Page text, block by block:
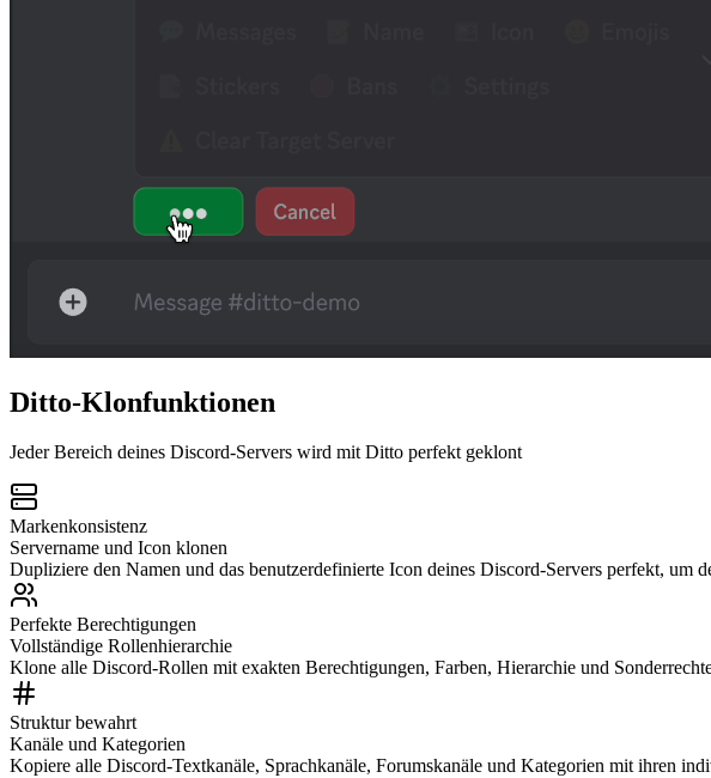
Ditto-Klonfunktionen
Jeder Bereich deines Discord-Servers wird mit Ditto perfekt geklont
Markenkonsistenz
Servername und Icon klonen
Dupliziere den Namen und das benutzerdefinierte Icon deines Discord-Servers perfekt,
Perfekte Berechtigungen
Vollständige Rollenhierarchie
Klone alle Discord-Rollen mit exakten Berechtigungen, Farben, Hierarchie und
Struktur bewahrt
Kanäle und Kategorien
Kopiere alle Discord-Textkanäle, Sprachkanäle, Forumskanäle und Kategorien mit ihren